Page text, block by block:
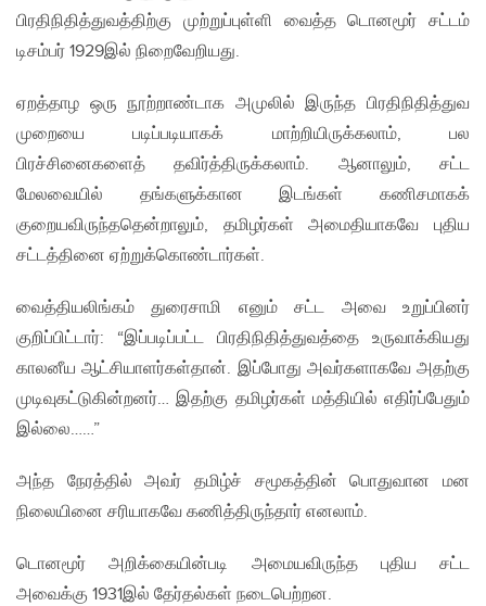
பிரதிநிதித்துவத்திற்கு முற்றுப்புள்ளி வைத்த டொனமூர் சட்டம்
டிசம்பர் 1929இல் நிறைவேறியது.
ஏறத்தாழ ஒரு நூற்றாண்டாக அமுலில் இருந்த பிரதிநிதித்துவ
முறையை படிப்படியாகக் மாற்றியிருக்கலாம், பல
பிரச்சினைகளைத் தவிர்த்திருக்கலாம். ஆனாலும், சட்ட
மேலவையில் தங்களுக்கான இடங்கள் கணிசமாகக்
குறையவிருந்ததென்றாலும், தமிழர்கள் அமைதியாகவே புதிய
சட்டத்தினை ஏற்றுக்கொண்டார்கள்.
வைத்தியலிங்கம் துரைசாமி எனும் சட்ட அவை உறுப்பினர்
குறிப்பிட்டார்: “இப்படிப்பட்ட பிரதிநிதித்துவத்தை உருவாக்கியது
காலனீய ஆட்சியாளர்கள்தான். இப்போது அவர்களாகவே அதற்கு
முடிவுகட்டுகின்றனர்… இதற்கு தமிழர்கள் மத்தியில் எதிர்ப்பேதும்
இல்லை……”
அந்த நேரத்தில் அவர் தமிழ்ச் சமூகத்தின் பொதுவான மன
நிலையினை சரியாகவே கணித்திருந்தார் எனலாம்.
டொனமூர் அறிக்கையின்படி அமையவிருந்த புதிய சட்ட
அவைக்கு 1931இல் தேர்தல்கள் நடைபெற்றன.